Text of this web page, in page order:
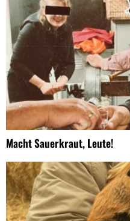
Macht Sauerkraut, Leute!